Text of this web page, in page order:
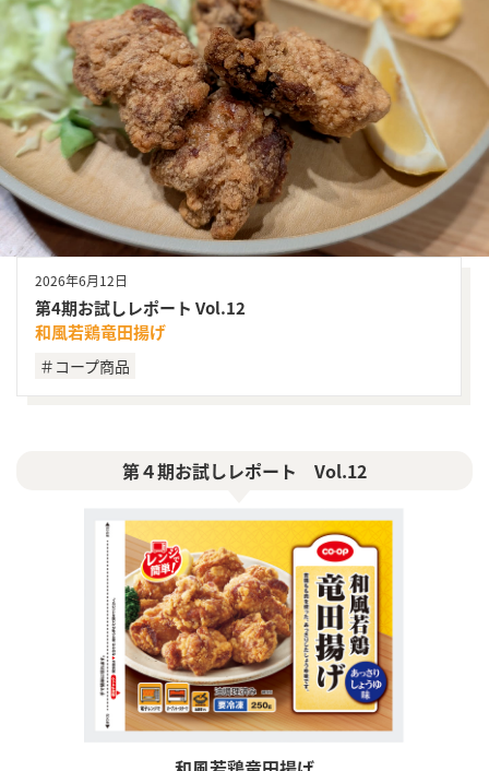
2026年6月12日
第4期お試しレポート Vol.12
和風若鶏竜田揚げ
＃コープ商品
第４期お試しレポート Vol.12